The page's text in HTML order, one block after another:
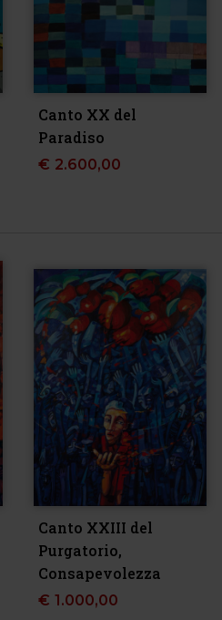
Canto XX del
Paradiso
€ 2.600,00
Canto XXIII del
Purgatorio,
Consapevolezza
€ 1.000,00